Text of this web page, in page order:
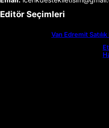
Editör Seçimleri
Van Edremit